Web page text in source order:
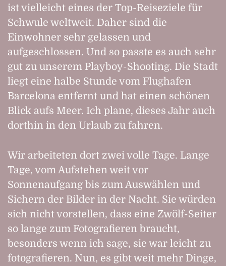
ist vielleicht eines der Top-Reiseziele für
Schwule weltweit. Daher sind die
Einwohner sehr gelassen und
aufgeschlossen. Und so passte es auch sehr
gut zu unserem Playboy-Shooting. Die Stadt
liegt eine halbe Stunde vom Flughafen
Barcelona entfernt und hat einen schönen
Blick aufs Meer. Ich plane, dieses Jahr auch
dorthin in den Urlaub zu fahren.
Wir arbeiteten dort zwei volle Tage. Lange
Tage, vom Aufstehen weit vor
Sonnenaufgang bis zum Auswählen und
Sichern der Bilder in der Nacht. Sie würden
sich nicht vorstellen, dass eine Zwölf-Seiter
so lange zum Fotografieren braucht,
besonders wenn ich sage, sie war leicht zu
fotografieren. Nun, es gibt weit mehr Dinge,